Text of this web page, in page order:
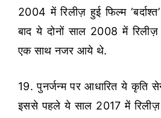
2004 में रिलीज़ हुई फिल्म
बाद ये दोनों साल 2008 में
एक साथ नजर आये थे.
19. पुनर्जन्म पर आधारित ये कृति
इससे पहले ये साल 2017 में रिलीज़